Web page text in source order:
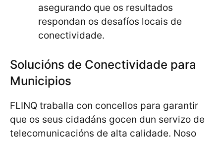
asegurando que os resultados
respondan os desafíos locais de
conectividade.
Solucións de Conectividade para
Municipios
FLINQ traballa con concellos para garantir
que os seus cidadáns gocen dun servizo de
telecomunicacións de alta calidade. Noso